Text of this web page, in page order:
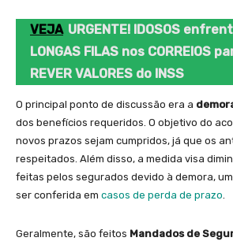
VEJA URGENTE! IDOSOS
LONGAS FILAS nos CORREIOS
REVER VALORES do INSS
O principal ponto de discussão era a
dos benefícios requeridos. O objetivo do
novos prazos sejam cumpridos, já que os
respeitados. Além disso, a medida visa
feitas pelos segurados devido à demora,
ser conferida em casos de perda de prazo.
Geralmente, são feitos Mandados de